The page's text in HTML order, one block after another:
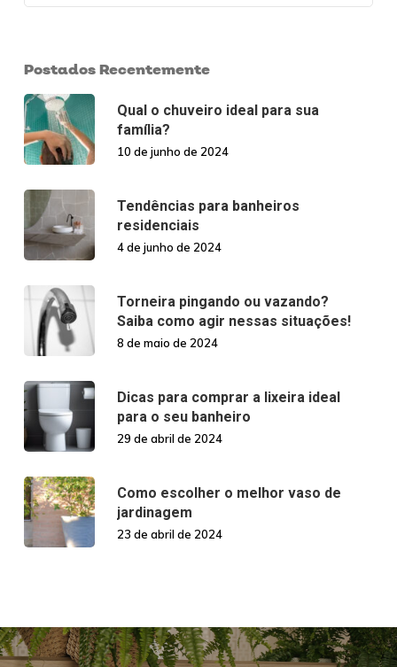
Postados Recentemente
Qual o chuveiro ideal para sua
família?
10 de junho de 2024
Tendências para banheiros
residenciais
4 de junho de 2024
Torneira pingando ou vazando?
Saiba como agir nessas situações!
8 de maio de 2024
Dicas para comprar a lixeira ideal
para o seu banheiro
29 de abril de 2024
Como escolher o melhor vaso de
jardinagem
23 de abril de 2024